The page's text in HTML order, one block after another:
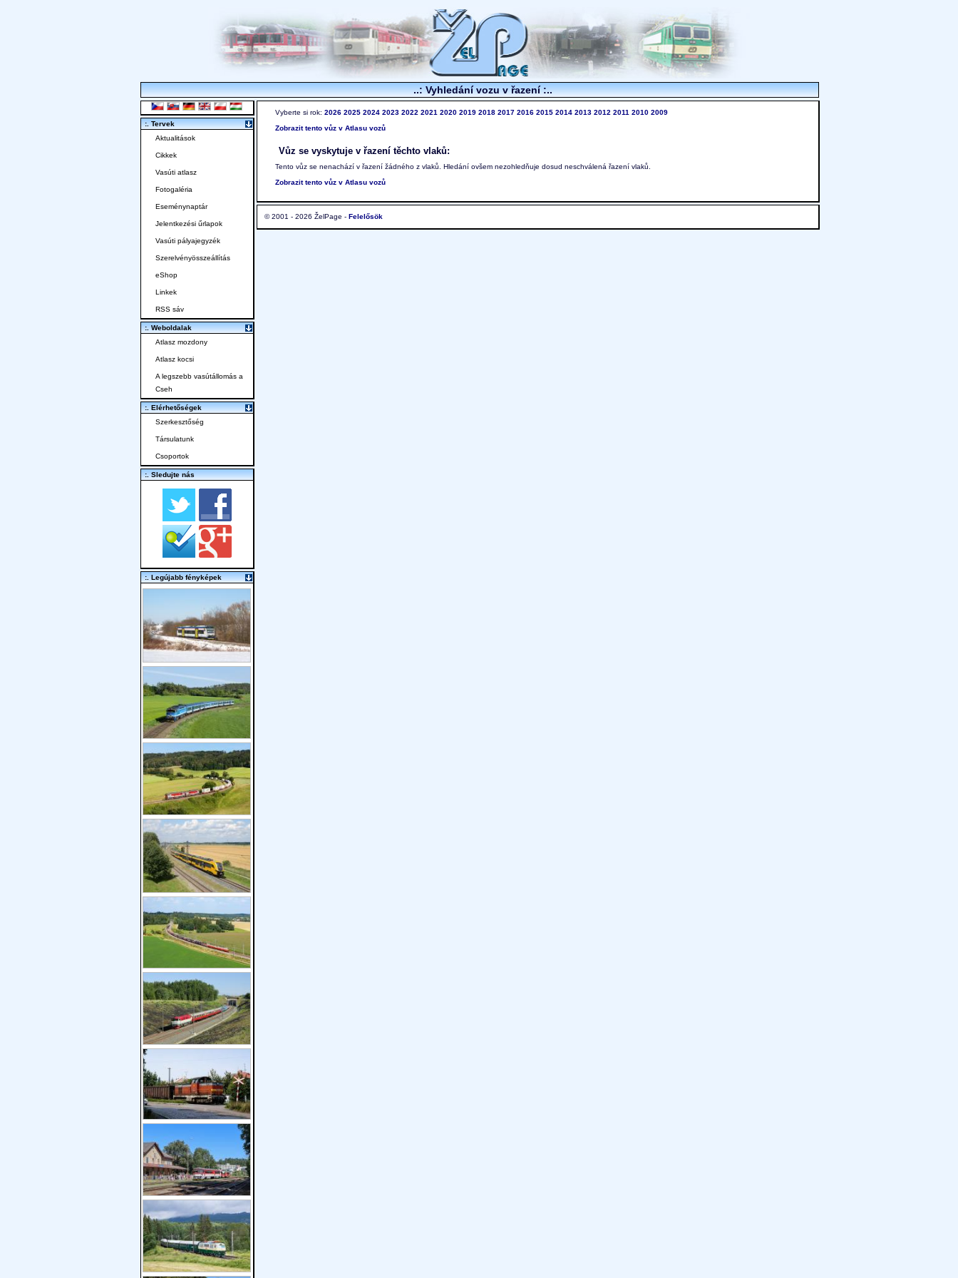
..: Vyhledání vozu v řazení :..
Vyberte si rok: 2026 2025 2024 2023 2022 2021 2020 2019 2018 2017 2016 2015 2014 2013 2012 2011 2010 2009
Zobrazit tento vůz v Atlasu vozů
Vůz se vyskytuje v řazení těchto vlaků:
Tento vůz se nenachází v řazení žádného z vlaků. Hledání ovšem nezohledňuje dosud neschválená řazení vlaků.
Zobrazit tento vůz v Atlasu vozů
© 2001 - 2026 ŽelPage - Felelősök
:. Tervek
Aktualitások
Cikkek
Vasúti atlasz
Fotogaléria
Eseménynaptár
Jelentkezési űrlapok
Vasúti pályajegyzék
Szerelvényösszeállítás
eShop
Linkek
RSS sáv
:. Weboldalak
Atlasz mozdony
Atlasz kocsi
A legszebb vasútállomás a
Cseh
:. Elérhetőségek
Szerkesztőség
Társulatunk
Csoportok
:. Sledujte nás
:. Legújabb fényképek